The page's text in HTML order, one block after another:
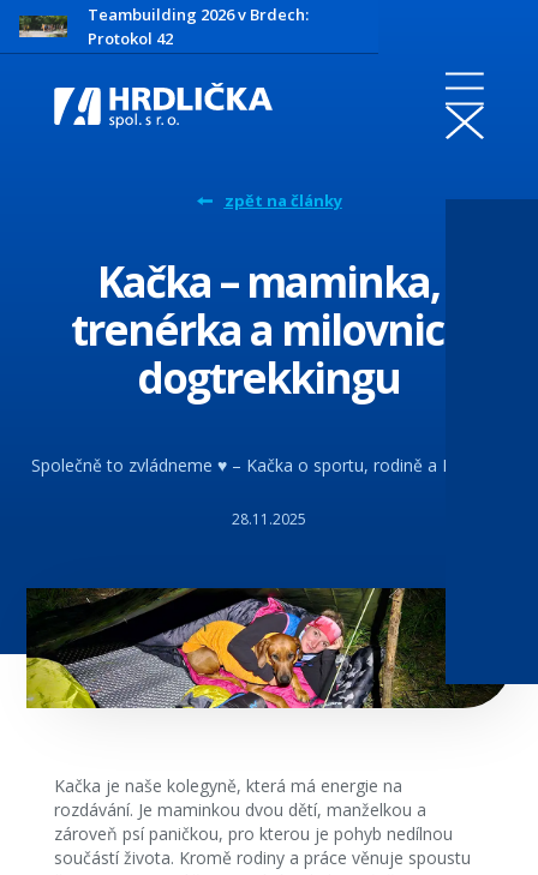
Teambuilding 2026 v Brdech:
Protokol 42
zpět na články
Kačka – maminka,
trenérka a milovnice
dogtrekkingu
Společně to zvládneme ♥️ – Kačka o sportu, rodině a Rejžince
28.11.2025
Kačka je naše kolegyně, která má energie na
rozdávání. Je maminkou dvou dětí, manželkou a
zároveň psí paničkou, pro kterou je pohyb nedílnou
součástí života. Kromě rodiny a práce věnuje spoustu